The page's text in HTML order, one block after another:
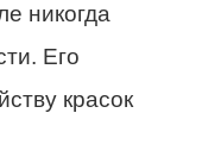
никогда
Его
красок